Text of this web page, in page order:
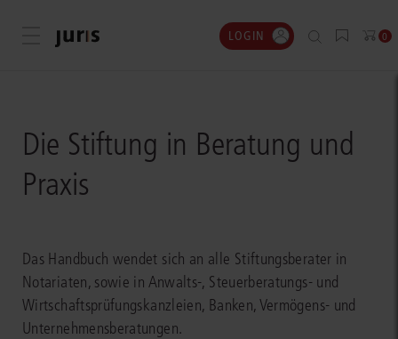
Menü öffnen LOGIN 0
Die Stiftung in Beratung und
Praxis
Das Handbuch wendet sich an alle Stiftungsberater in
Notariaten, sowie in Anwalts-, Steuerberatungs- und
Wirtschaftsprüfungskanzleien, Banken, Vermögens- und
Unternehmensberatungen.